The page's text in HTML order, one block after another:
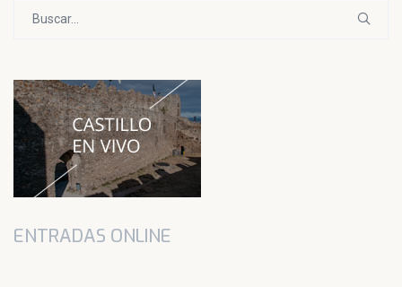
ENTRADAS ONLINE